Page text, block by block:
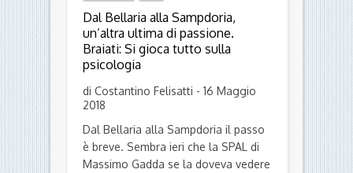
Dal Bellaria alla Sampdoria,
un’altra ultima di passione.
Braiati: Si gioca tutto sulla
psicologia
di Costantino Felisatti - 16 Maggio
2018
Dal Bellaria alla Sampdoria il passo
è breve. Sembra ieri che la SPAL di
Massimo Gadda se la doveva vedere